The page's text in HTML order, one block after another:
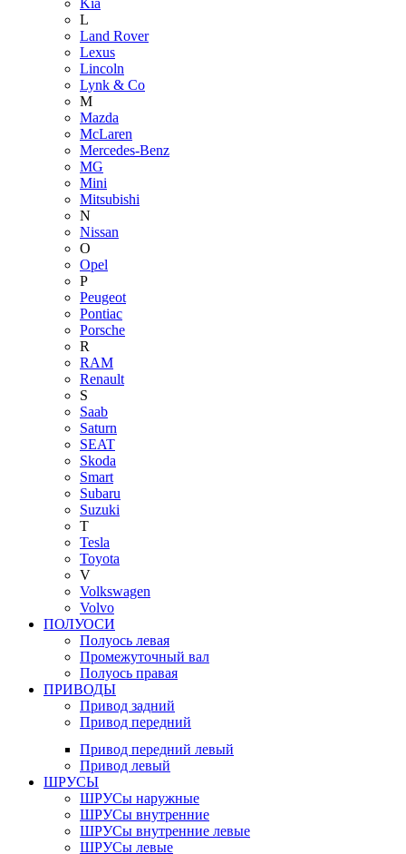
Kia
L
Land Rover
Lexus
Lincoln
Lynk & Co
M
Mazda
McLaren
Mercedes-Benz
MG
Mini
Mitsubishi
N
Nissan
O
Opel
P
Peugeot
Pontiac
Porsche
R
RAM
Renault
S
Saab
Saturn
SEAT
Skoda
Smart
Subaru
Suzuki
T
Tesla
Toyota
V
Volkswagen
Volvo
ПОЛУОСИ
Полуось левая
Промежуточный вал
Полуось правая
ПРИВОДЫ
Привод задний
Привод передний
Привод передний левый
Привод левый
ШРУСЫ
ШРУСы наружные
ШРУСы внутренние
ШРУСы внутренние левые
ШРУСы левые